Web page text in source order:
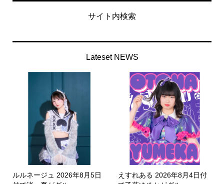
サイト内検索
Lateset NEWS
ルルネージュ 2026年8月5日
えすれある 2026年8月4日付